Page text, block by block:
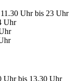
Uhr bis 23 Uhr
Uhr
Uhr bis 13.30 Uhr